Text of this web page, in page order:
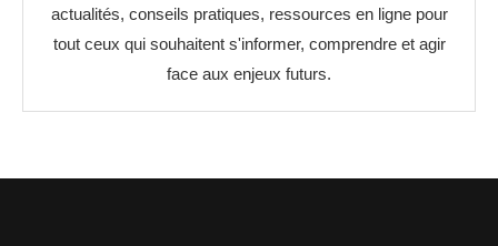
actualités, conseils pratiques, ressources en ligne pour
tout ceux qui souhaitent s'informer, comprendre et agir
face aux enjeux futurs.